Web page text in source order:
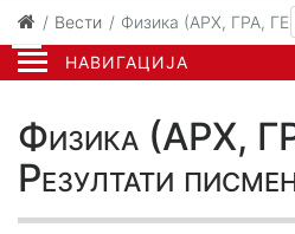
НАВИГАЦИЈА
Вести Физика (АРХ, ГРА,
Физика (АРХ,
Резултати